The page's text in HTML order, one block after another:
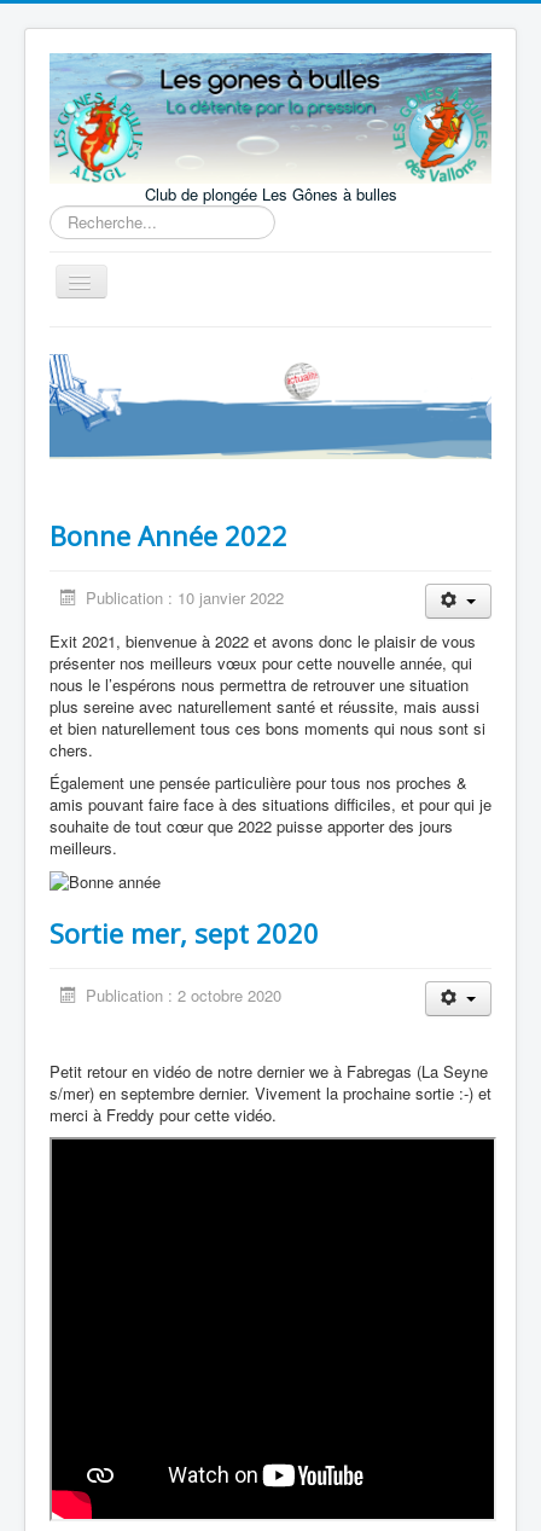
Club de plongée Les Gônes à bulles
Rechercher
Basculer
la
Le Club
La pratique
Nos activités
Inscription
Contacter le club
Bonne Année 2022
Publication : 10 janvier 2022
Exit 2021, bienvenue à 2022 et avons donc le plaisir de vous
présenter nos meilleurs vœux pour cette nouvelle année, qui
nous le l’espérons nous permettra de retrouver une situation
plus sereine avec naturellement santé et réussite, mais aussi
et bien naturellement tous ces bons moments qui nous sont si
chers.
Également une pensée particulière pour tous nos proches &
amis pouvant faire face à des situations difficiles, et pour qui je
souhaite de tout cœur que 2022 puisse apporter des jours
meilleurs.
Sortie mer, sept 2020
Publication : 2 octobre 2020
Petit retour en vidéo de notre dernier we à Fabregas (La Seyne
s/mer) en septembre dernier. Vivement la prochaine sortie :-) et
merci à Freddy pour cette vidéo.